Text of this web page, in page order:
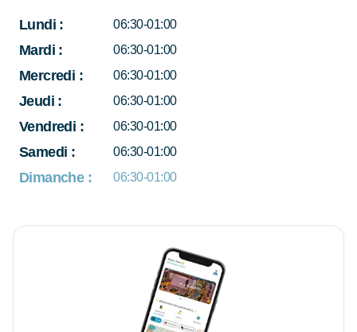
Lundi : 06:30-01:00
Mardi : 06:30-01:00
Mercredi : 06:30-01:00
Jeudi : 06:30-01:00
Vendredi : 06:30-01:00
Samedi : 06:30-01:00
Dimanche: 06:30-01:00